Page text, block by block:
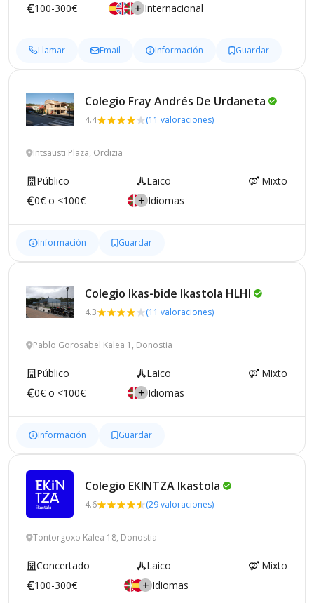
100-300€
Internacional
Llamar Email Información Guardar
Colegio Fray Andrés De Urdaneta
4.4 (11 valoraciones)
Intsausti Plaza, Ordizia
Público Laico
Mixto
0€ o <100€
Idiomas
Información Guardar
Colegio Ikas-bide Ikastola HLHI
4.3 (11 valoraciones)
Pablo Gorosabel Kalea 1, Donostia
Público Laico
Mixto
0€ o <100€
Idiomas
Información Guardar
Colegio EKINTZA Ikastola
4.6 (29 valoraciones)
Tontorgoxo Kalea 18, Donostia
Concertado Laico
Mixto
100-300€
Idiomas